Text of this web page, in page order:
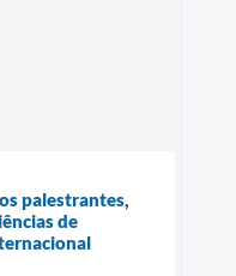
palestrantes,
de